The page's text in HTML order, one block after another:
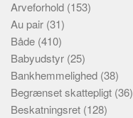
Arveforhold (153)
Au pair (31)
Både (410)
Babyudstyr (25)
Bankhemmelighed (38)
Begrænset skattepligt (36)
Beskatningsret (128)